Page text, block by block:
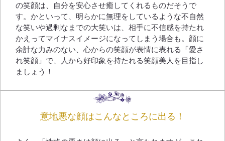
の笑顔は、自分を安心させ癒してくれるものだそうで
す。かといって、明らかに無理をしているような不自然
な笑いや過剰なまでの大笑いは、相手に不信感を持たれ
かえってマイナスイメージになってしまう場合も。顔に
余計な力みのない、心からの笑顔が表情に表れる「愛さ
れ笑顔」で、人から好印象を持たれる笑顔美人を目指し
ましょう！
意地悪な顔はこんなところに出る！